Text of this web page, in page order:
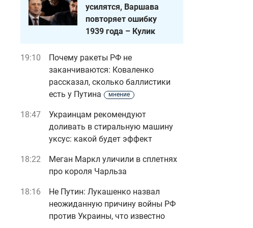
усилятся, Варшава
повторяет ошибку
1939 года – Кулик
19:10
Почему ракеты РФ не
заканчиваются: Коваленко
рассказал, сколько баллистики
есть у Путина
мнение
18:47
Украинцам рекомендуют
доливать в стиральную машину
уксус: какой будет эффект
18:22
Меган Маркл уличили в сплетнях
про короля Чарльза
18:16
Не Путин: Лукашенко назвал
неожиданную причину войны РФ
против Украины, что известно